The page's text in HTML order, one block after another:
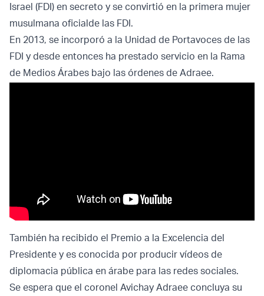
Israel (FDI) en secreto y se convirtió en la primera mujer
musulmana oficialde las FDI.
En 2013, se incorporó a la Unidad de Portavoces de las
FDI y desde entonces ha prestado servicio en la Rama
de Medios Árabes bajo las órdenes de Adraee.
También ha recibido el Premio a la Excelencia del
Presidente y es conocida por producir vídeos de
diplomacia pública en árabe para las redes sociales.
Se espera que el coronel Avichay Adraee concluya su